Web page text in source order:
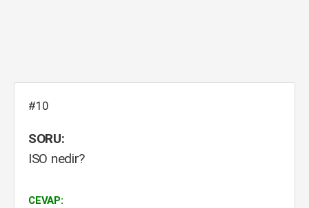
#10
SORU:
ISO nedir?
CEVAP: